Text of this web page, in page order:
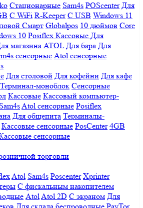
Стационарные Sam4s POScenter Для
С WiFi R-Keeper С USB Windows 11
Смарт Globalpos 10 дюймов Core
10 Posiflex Кассовые Для
магазина ATOL Для бара Для
сенсорные Atol сенсорные
Для столовой Для кофейни Для кафе
Терминал-моноблок Сенсорные
Кассовые Кассовый компьютер-
Atol сенсорные Posiflex
Для общепита Терминалы-
Кассовые сенсорные PosCenter 4GB
сенсорные
торговли
Atol Sam4s Poscenter Xprinter
С фискальным накопителем
AtolAtol 2D С экраном Для